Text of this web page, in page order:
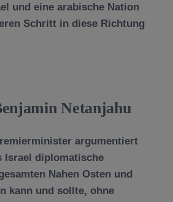
und eine arabische Nation
Schritt in diese Richtung
Netanjahu
argumentiert
Israel diplomatische
Nahen Osten und
kann und sollte, ohne